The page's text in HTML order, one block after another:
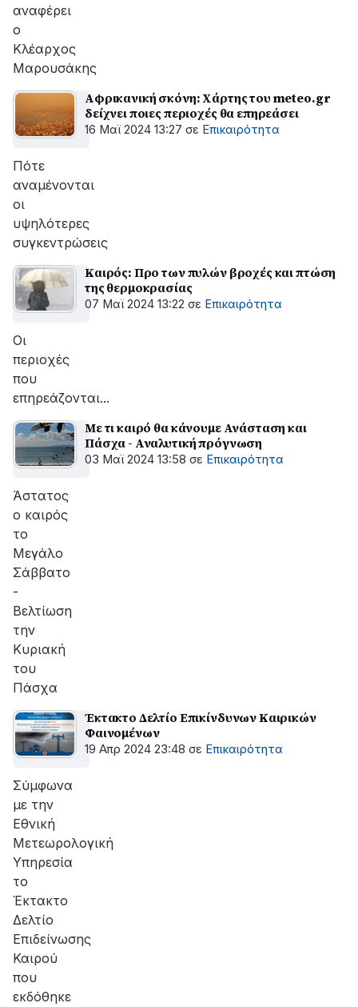
αναφέρει
ο
Κλέαρχος
Μαρουσάκης
Αφρικανική σκόνη: Χάρτης του meteo.gr
δείχνει ποιες περιοχές θα επηρεάσει
16 Μαϊ 2024 13:27 σε Επικαιρότητα
Πότε
αναμένονται
οι
υψηλότερες
συγκεντρώσεις
Καιρός: Προ των πυλών βροχές και πτώση
της θερμοκρασίας
07 Μαϊ 2024 13:22 σε Επικαιρότητα
Οι
περιοχές
που
επηρεάζονται...
Με τι καιρό θα κάνουμε Ανάσταση και
Πάσχα - Αναλυτική πρόγνωση
03 Μαϊ 2024 13:58 σε Επικαιρότητα
Άστατος
ο καιρός
το
Μεγάλο
Σάββατο
-
Βελτίωση
την
Κυριακή
του
Πάσχα
Έκτακτο Δελτίο Επικίνδυνων Καιρικών
Φαινομένων
19 Απρ 2024 23:48 σε Επικαιρότητα
Σύμφωνα
με την
Εθνική
Μετεωρολογική
Υπηρεσία
το
Έκτακτο
Δελτίο
Επιδείνωσης
Καιρού
που
εκδόθηκε